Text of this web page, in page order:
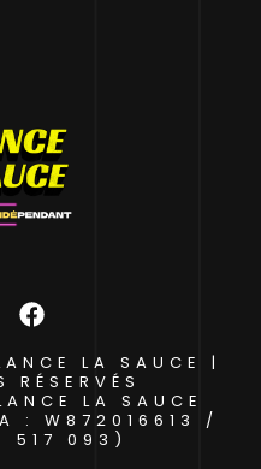
LA SAUCE |
RÉSERVÉS
LA SAUCE
: W872016613 /
517 093)